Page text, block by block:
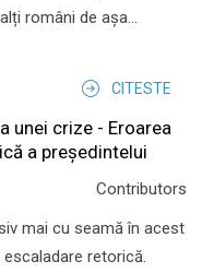
români de așa...
CITESTE
unei crize - Eroarea
a președintelui
Contributors
mai cu seamă în acest
retorică.